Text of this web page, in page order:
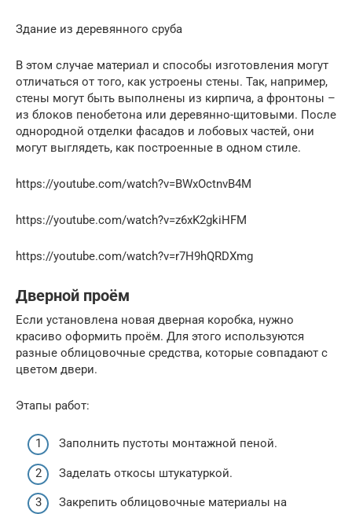
Здание из деревянного сруба
В этом случае материал и способы изготовления могут
отличаться от того, как устроены стены. Так, например,
стены могут быть выполнены из кирпича, а фронтоны –
из блоков пенобетона или деревянно-щитовыми. После
однородной отделки фасадов и лобовых частей, они
могут выглядеть, как построенные в одном стиле.
https://youtube.com/watch?v=BWxOctnvB4M
https://youtube.com/watch?v=z6xK2gkiHFM
https://youtube.com/watch?v=r7H9hQRDXmg
Дверной проём
Если установлена новая дверная коробка, нужно
красиво оформить проём. Для этого используются
разные облицовочные средства, которые совпадают с
цветом двери.
Этапы работ:
Заполнить пустоты монтажной пеной.
Заделать откосы штукатуркой.
Закрепить облицовочные материалы на